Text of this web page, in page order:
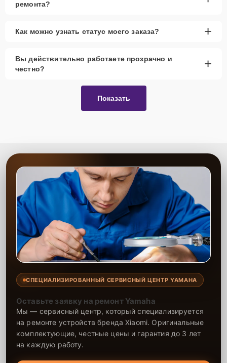
ремонта?
Как можно узнать статус моего заказа? +
Вы действительно работаете прозрачно и
честно?
+
Показать
СПЕЦИАЛИЗИРОВАННЫЙ СЕРВИСНЫЙ ЦЕНТР YAMAHA
Оставьте заявку на ремонт Yamaha
Мы — сервисный центр, который специализируется
на ремонте устройств бренда Xiaomi. Оригинальные
комплектующие, честные цены и гарантия до 3 лет
на каждую работу.